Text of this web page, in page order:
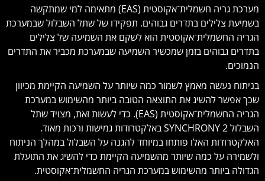
מערכת גריה חשמלית־אקוסטית (EAS) מתאימה למי שמתקשה
בשמיעת צלילים בתדרים גבוהים. תפקידו של שתל השבלול שבמערכת
הגריה החשמלית־אקוסטית הוא לשקם את השמיעה של צלילים
בתדרים גבוהים בזמן שמכשיר השמיעה שבמערכת מכביר את התדרים
הנמוכים.
בניתוח נעשה מאמץ לשמור כמה שיותר על השמיעה הקיימת מכיוון
שכך אפשר להשיג את התוצאה הטובה ביותר מהשימוש במערכת
הגריה החשמלית־אקוסטית (EAS). כדי לעשות זאת, מצויד שתל
השבלול SYNCHRONY 2 באלקטרודות גמישות ורכות מאוד.
האלקטרודות האלו פותחו במיוחד להגנה על השבלול במהלך הניתוח
ולשמירה על כמה שיותר מהשמיעה הקיימת כדי להשיג את התועלת
הגדולה ביותר מהשימוש במערכת הגריה החשמלית־אקוסטית.